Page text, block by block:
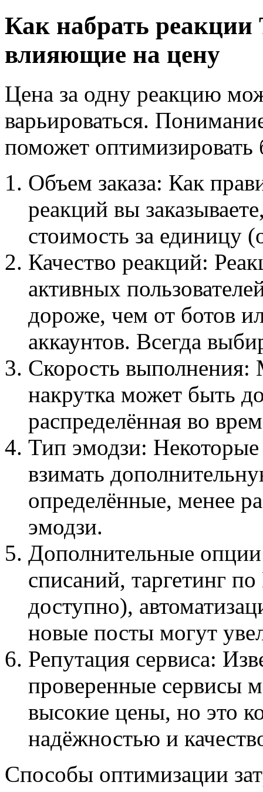
Как набрать
влияющие на цену
Цена за одну реакцию
варьироваться.
поможет
Объем заказа: Как
реакций вы
стоимость за единицу
Качество реакций:
активных
дороже, чем от ботов
аккаунтов. Всегда
Скорость выполнения:
накрутка может быть
распределённая во
Тип эмодзи:
взимать
определённые, менее
эмодзи.
Дополнительные
списаний, таргетинг
доступно),
новые посты могут
Репутация сервиса:
проверенные сервисы
высокие цены, но это
надёжностью и
Способы оптимизации